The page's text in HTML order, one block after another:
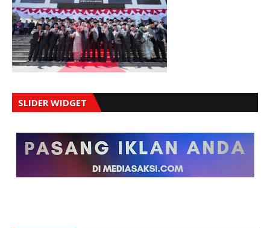
SLIDER WIDGET